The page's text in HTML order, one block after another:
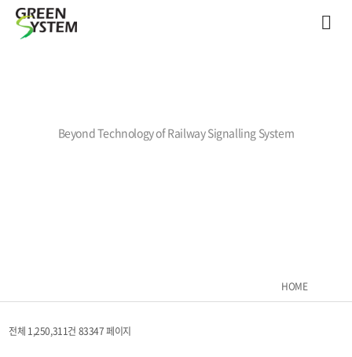
Beyond Technology of Railway Signalling System
HOME
전체 1,250,311건 83347 페이지